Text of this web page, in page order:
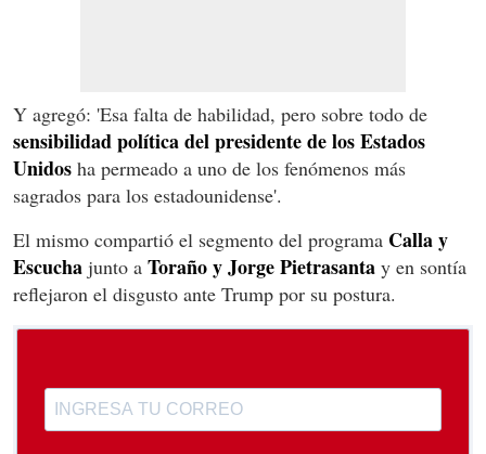
Y agregó: 'Esa falta de habilidad, pero sobre todo de
sensibilidad política del presidente de los Estados
Unidos ha permeado a uno de los fenómenos más
sagrados para los estadounidense'.
El mismo compartió el segmento del programa Calla y
Escucha junto a Toraño y Jorge Pietrasanta y en sontía
reflejaron el disgusto ante Trump por su postura.